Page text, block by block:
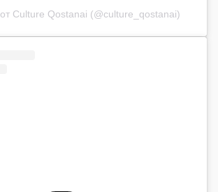
Culture Qostanai (@culture_qostanai)